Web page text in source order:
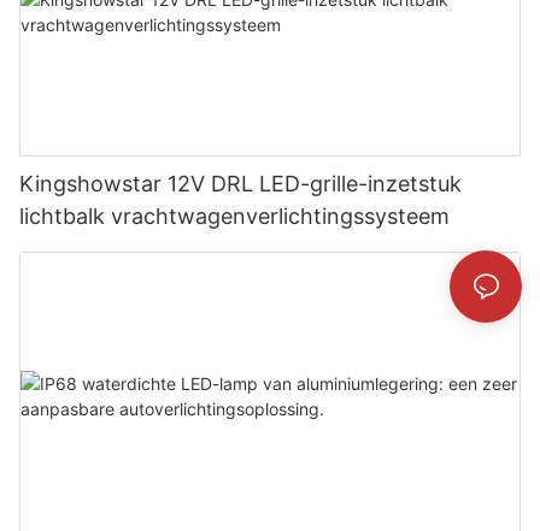
Kingshowstar 12V DRL LED-grille-inzetstuk
lichtbalk vrachtwagenverlichtingssysteem